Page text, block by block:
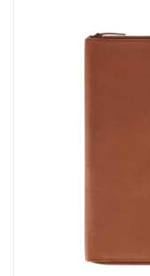
Accessoires